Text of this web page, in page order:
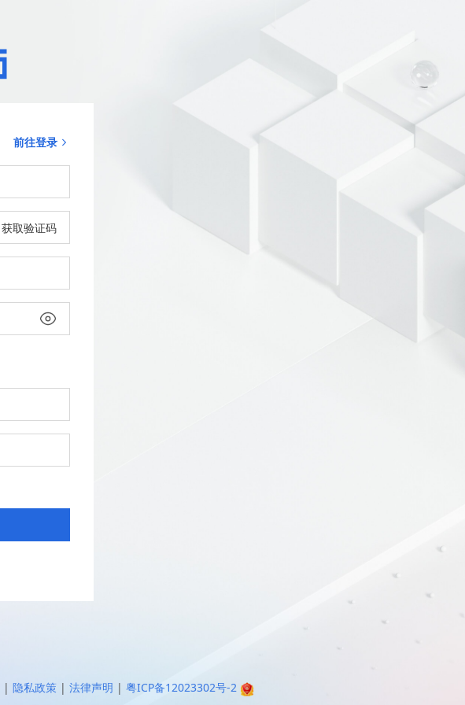
前往登录
获取验证码
| 隐私政策 | 法律声明 | 粤ICP备12023302号-2